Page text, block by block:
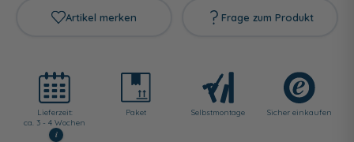
Artikel merken Frage zum Produkt
Lieferzeit:
ca. 3 - 4 Wochen
i
Paket Selbst­montage Sicher einkaufen